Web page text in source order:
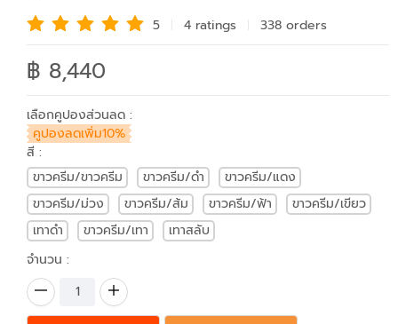
5 4 ratings 338 orders
฿ 8,440
เลือกคูปองส่วนลด :
คูปองลดเพิ่ม10%
สี :
ขาวครีม/ขาวครีม
ขาวครีม/ดำ
ขาวครีม/แดง
ขาวครีม/ม่วง
ขาวครีม/ส้ม ขาวครีม/ฟ้า
ขาวครีม/เขียว
เทาดำ
ขาวครีม/เทา
เทาสลับ
จำนวน :